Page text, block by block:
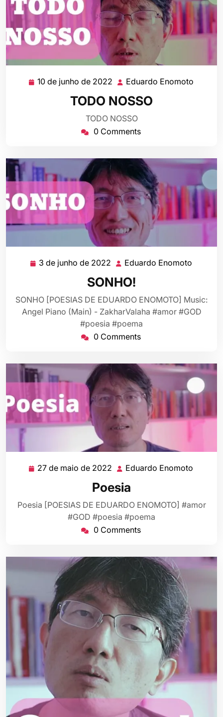
10 de junho de 2022 10
de
junho
de
2022
Eduardo Enomoto
TODO NOSSO
TODO NOSSO
0 Comments
3 de junho de 2022 3
de
junho
de
2022
Eduardo Enomoto
SONHO!
SONHO [POESIAS DE EDUARDO ENOMOTO] Music:
Angel Piano (Main) - ZakharValaha #amor #GOD
#poesia #poema
0 Comments
27 de maio de 2022 27
maio
de
2022
Eduardo Enomoto
Poesia
Poesia [POESIAS DE EDUARDO ENOMOTO] #amor
#GOD #poesia #poema
0 Comments